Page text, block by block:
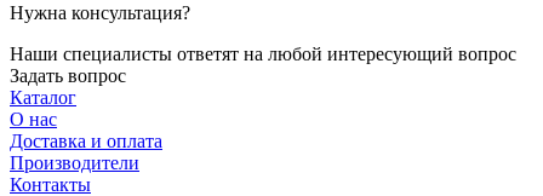
Нужна консультация?
Наши специалисты ответят на любой интересующий вопрос
Задать вопрос
Каталог
О нас
Доставка и оплата
Производители
Контакты